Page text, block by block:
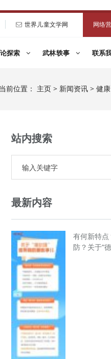
世界儿童文学网 网络
探索 武林轶事 联系
当前位置： 主页 > 新闻资讯 > 健
站内搜索
最新内容
有何新特点
防？关于“